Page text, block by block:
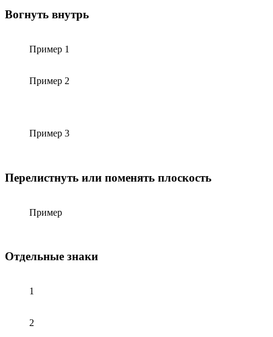
Вогнуть внутрь
Пример 1
Пример 2
Пример 3
Перелистнуть или поменять плоскость
Пример
Отдельные знаки
1
2